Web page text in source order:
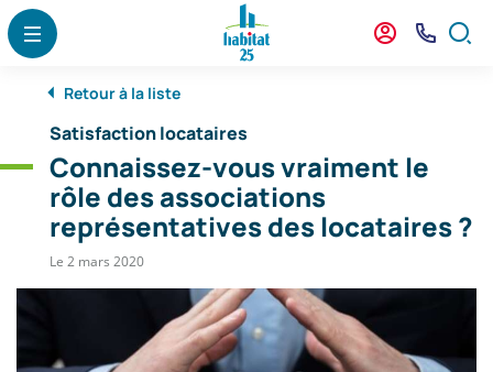
Panneau de gestion des cookies
Menu
MonNous
Retour à la liste
Satisfaction locataires
Connaissez-vous vraiment le
rôle des associations
représentatives des locataires ?
Le 2 mars 2020